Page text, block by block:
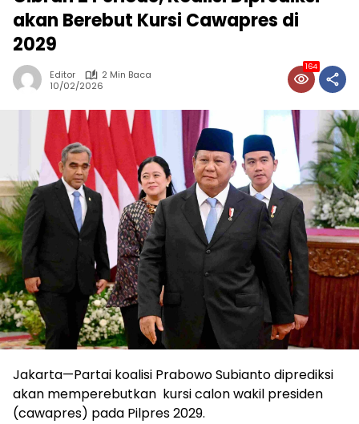
akan Berebut Kursi Cawapres di
2029
Editor
2 Min Baca
10/02/2026
164
Jakarta—Partai koalisi Prabowo Subianto diprediksi
akan memperebutkan kursi calon wakil presiden
(cawapres) pada Pilpres 2029.